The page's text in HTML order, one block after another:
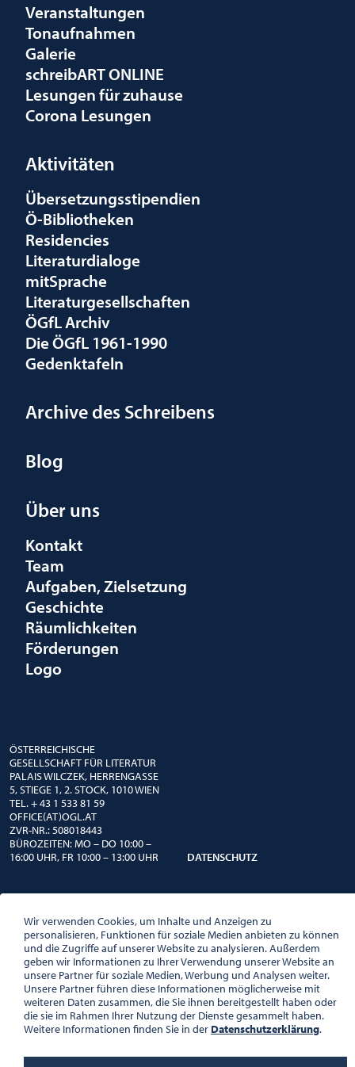
Veranstaltungen
Tonaufnahmen
Galerie
schreibART ONLINE
Lesungen für zuhause
Corona Lesungen
Aktivitäten
Übersetzungsstipendien
Ö-Bibliotheken
Residencies
Literaturdialoge
mitSprache
Literaturgesellschaften
ÖGfL Archiv
Die ÖGfL 1961-1990
Gedenktafeln
Archive des Schreibens
Blog
Über uns
Kontakt
Team
Aufgaben, Zielsetzung
Geschichte
Räumlichkeiten
Förderungen
Logo
ÖSTERREICHISCHE
GESELLSCHAFT FÜR LITERATUR
PALAIS WILCZEK, HERRENGASSE
5, STIEGE 1, 2. STOCK, 1010 WIEN
TEL. + 43 1 533 81 59
OFFICE(AT)OGL.AT
ZVR-NR.: 508018443
BÜROZEITEN: MO – DO 10:00 –
16:00 UHR, FR 10:00 – 13:00 UHR
DATENSCHUTZ
Wir verwenden Cookies, um Inhalte und Anzeigen zu
personalisieren, Funktionen für soziale Medien anbieten zu können
und die Zugriffe auf unserer Website zu analysieren. Außerdem
geben wir Informationen zu Ihrer Verwendung unserer Website an
unsere Partner für soziale Medien, Werbung und Analysen weiter.
Unsere Partner führen diese Informationen möglicherweise mit
weiteren Daten zusammen, die Sie ihnen bereitgestellt haben oder
die sie im Rahmen Ihrer Nutzung der Dienste gesammelt haben.
Weitere Informationen finden Sie in der Datenschutzerklärung.